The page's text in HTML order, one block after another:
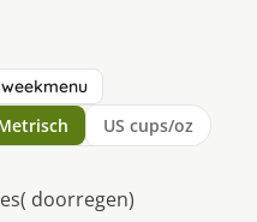
US cups/oz
doorregen)